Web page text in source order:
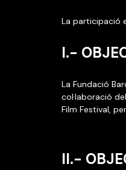
La participació
I.-
La Fundació
col·laboració
Film Festival,
II.-